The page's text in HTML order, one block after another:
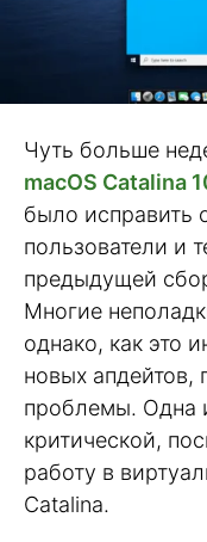
Чуть больше
macOS Catalina
было исправить
пользователи и
предыдущей
Многие
однако, как это
новых апдейтов,
проблемы. Одна
критической,
работу в
Catalina.